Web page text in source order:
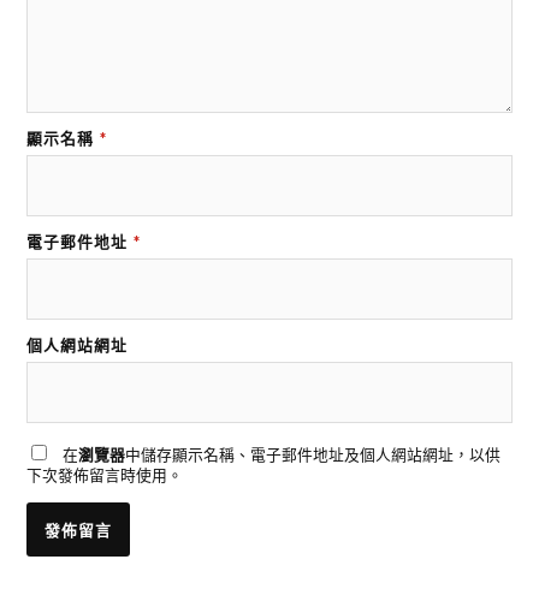
顯示名稱 *
電子郵件地址 *
個人網站網址
在瀏覽器中儲存顯示名稱、電子郵件地址及個人網站網址，以供
下次發佈留言時使用。